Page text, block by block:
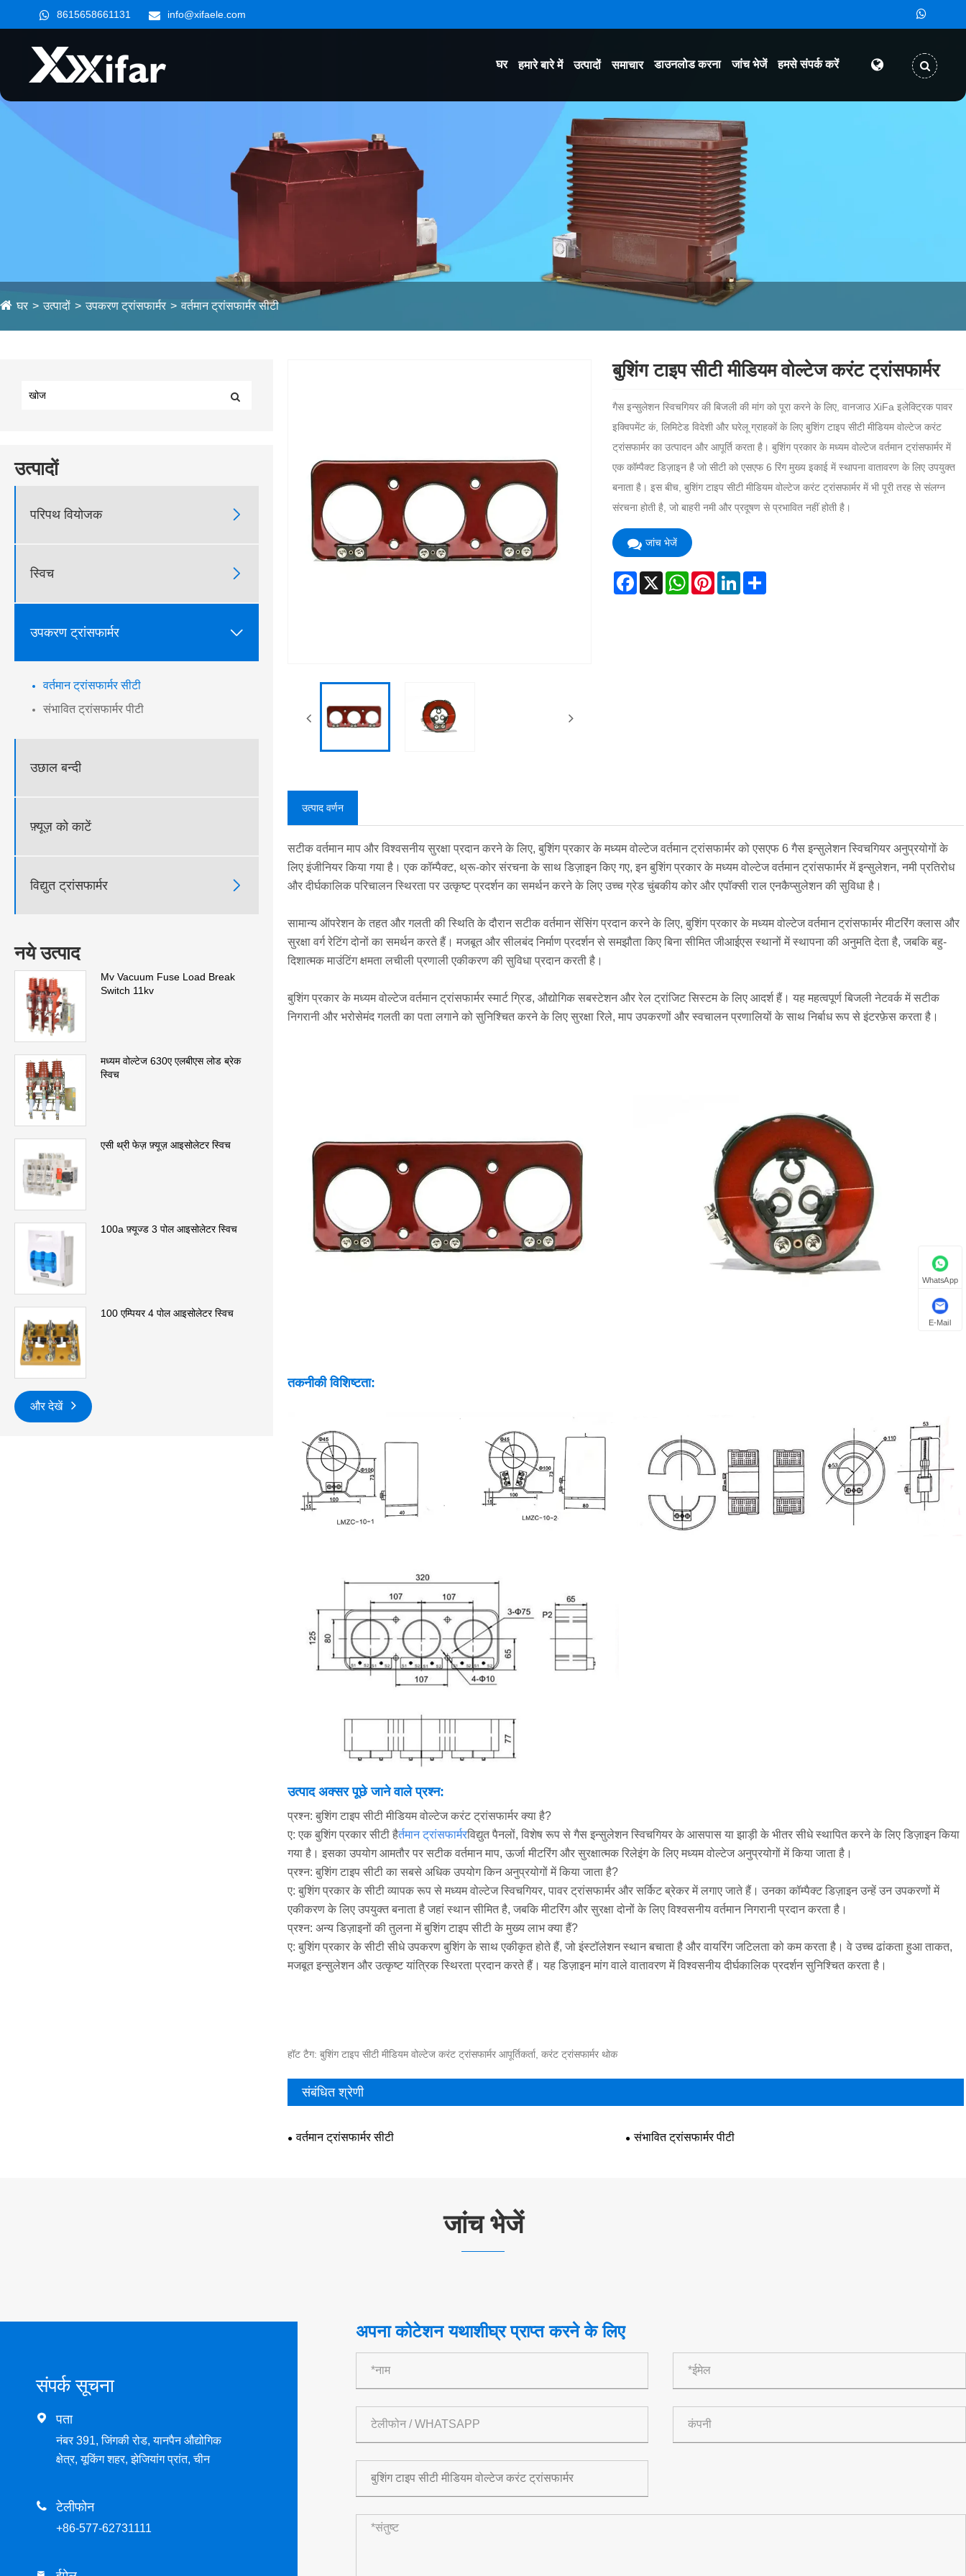
8615658661131 info@xifaele.com
घर हमारे बारे में उत्पादों समाचार डाउनलोड करना जांच भेजें हमसे संपर्क करें
घर उत्पादों उपकरण ट्रांसफार्मर वर्तमान ट्रांसफार्मर सीटी
उत्पादों
परिपथ वियोजक 
स्विच 
उपकरण ट्रांसफार्मर 
वर्तमान ट्रांसफार्मर सीटी
संभावित ट्रांसफार्मर पीटी
उछाल बन्दी
फ़्यूज़ को काटें
विद्युत ट्रांसफार्मर 
नये उत्पाद
Mv Vacuum Fuse Load Break
Switch 11kv
मध्यम वोल्टेज 630ए एलबीएस लोड ब्रेक
स्विच
एसी थ्री फेज़ फ़्यूज़ आइसोलेटर स्विच
100a फ़्यूज्ड 3 पोल आइसोलेटर स्विच
100 एम्पियर 4 पोल आइसोलेटर स्विच
और देखें
बुशिंग टाइप सीटी मीडियम वोल्टेज करंट ट्रांसफार्मर
गैस इन्सुलेशन स्विचगियर की बिजली की मांग को पूरा करने के लिए, वानजाउ XiFa इलेक्ट्रिक पावर
इक्विपमेंट कं, लिमिटेड विदेशी और घरेलू ग्राहकों के लिए बुशिंग टाइप सीटी मीडियम वोल्टेज करंट
ट्रांसफार्मर का उत्पादन और आपूर्ति करता है। बुशिंग प्रकार के मध्यम वोल्टेज वर्तमान ट्रांसफार्मर में
एक कॉम्पैक्ट डिज़ाइन है जो सीटी को एसएफ 6 रिंग मुख्य इकाई में स्थापना वातावरण के लिए उपयुक्त
बनाता है। इस बीच, बुशिंग टाइप सीटी मीडियम वोल्टेज करंट ट्रांसफार्मर में भी पूरी तरह से संलग्न
संरचना होती है, जो बाहरी नमी और प्रदूषण से प्रभावित नहीं होती है।
जांच भेजें
Facebook
X WhatsAppPinterestLinkedInShare
उत्पाद वर्णन
सटीक वर्तमान माप और विश्वसनीय सुरक्षा प्रदान करने के लिए, बुशिंग प्रकार के मध्यम वोल्टेज वर्तमान ट्रांसफार्मर को एसएफ 6 गैस इन्सुलेशन स्विचगियर अनुप्रयोगों के
लिए इंजीनियर किया गया है। एक कॉम्पैक्ट, थ्रू-कोर संरचना के साथ डिज़ाइन किए गए, इन बुशिंग प्रकार के मध्यम वोल्टेज वर्तमान ट्रांसफार्मर में इन्सुलेशन, नमी प्रतिरोध
और दीर्घकालिक परिचालन स्थिरता पर उत्कृष्ट प्रदर्शन का समर्थन करने के लिए उच्च ग्रेड चुंबकीय कोर और एपॉक्सी राल एनकैप्सुलेशन की सुविधा है।
सामान्य ऑपरेशन के तहत और गलती की स्थिति के दौरान सटीक वर्तमान सेंसिंग प्रदान करने के लिए, बुशिंग प्रकार के मध्यम वोल्टेज वर्तमान ट्रांसफार्मर मीटरिंग क्लास और
सुरक्षा वर्ग रेटिंग दोनों का समर्थन करते हैं। मजबूत और सीलबंद निर्माण प्रदर्शन से समझौता किए बिना सीमित जीआईएस स्थानों में स्थापना की अनुमति देता है, जबकि बहु-
दिशात्मक माउंटिंग क्षमता लचीली प्रणाली एकीकरण की सुविधा प्रदान करती है।
बुशिंग प्रकार के मध्यम वोल्टेज वर्तमान ट्रांसफार्मर स्मार्ट ग्रिड, औद्योगिक सबस्टेशन और रेल ट्रांजिट सिस्टम के लिए आदर्श हैं। यह महत्वपूर्ण बिजली नेटवर्क में सटीक
निगरानी और भरोसेमंद गलती का पता लगाने को सुनिश्चित करने के लिए सुरक्षा रिले, माप उपकरणों और स्वचालन प्रणालियों के साथ निर्बाध रूप से इंटरफ़ेस करता है।
तकनीकी विशिष्टता:
उत्पाद अक्सर पूछे जाने वाले प्रश्न:
प्रश्न: बुशिंग टाइप सीटी मीडियम वोल्टेज करंट ट्रांसफार्मर क्या है?
ए: एक बुशिंग प्रकार सीटी हैर्तमान ट्रांसफार्मरविद्युत पैनलों, विशेष रूप से गैस इन्सुलेशन स्विचगियर के आसपास या झाड़ी के भीतर सीधे स्थापित करने के लिए डिज़ाइन किया
गया है। इसका उपयोग आमतौर पर सटीक वर्तमान माप, ऊर्जा मीटरिंग और सुरक्षात्मक रिलेइंग के लिए मध्यम वोल्टेज अनुप्रयोगों में किया जाता है।
प्रश्न: बुशिंग टाइप सीटी का सबसे अधिक उपयोग किन अनुप्रयोगों में किया जाता है?
ए: बुशिंग प्रकार के सीटी व्यापक रूप से मध्यम वोल्टेज स्विचगियर, पावर ट्रांसफार्मर और सर्किट ब्रेकर में लगाए जाते हैं। उनका कॉम्पैक्ट डिज़ाइन उन्हें उन उपकरणों में
एकीकरण के लिए उपयुक्त बनाता है जहां स्थान सीमित है, जबकि मीटरिंग और सुरक्षा दोनों के लिए विश्वसनीय वर्तमान निगरानी प्रदान करता है।
प्रश्न: अन्य डिज़ाइनों की तुलना में बुशिंग टाइप सीटी के मुख्य लाभ क्या हैं?
ए: बुशिंग प्रकार के सीटी सीधे उपकरण बुशिंग के साथ एकीकृत होते हैं, जो इंस्टॉलेशन स्थान बचाता है और वायरिंग जटिलता को कम करता है। वे उच्च ढांकता हुआ ताकत,
मजबूत इन्सुलेशन और उत्कृष्ट यांत्रिक स्थिरता प्रदान करते हैं। यह डिज़ाइन मांग वाले वातावरण में विश्वसनीय दीर्घकालिक प्रदर्शन सुनिश्चित करता है।
हॉट टैग: बुशिंग टाइप सीटी मीडियम वोल्टेज करंट ट्रांसफार्मर आपूर्तिकर्ता, करंट ट्रांसफार्मर थोक
संबंधित श्रेणी
वर्तमान ट्रांसफार्मर सीटी संभावित ट्रांसफार्मर पीटी
जांच भेजें
संपर्क सूचना
 पता
नंबर 391, जिंगकी रोड, यानपैन औद्योगिक
क्षेत्र, यूकिंग शहर, झेजियांग प्रांत, चीन
 टेलीफोन
+86-577-62731111
अपना कोटेशन यथाशीघ्र प्राप्त करने के लिए
WhatsApp
E-Mail